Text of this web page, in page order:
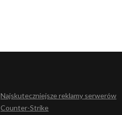
Najskuteczniejsze reklamy serwerów
Counter-Strike